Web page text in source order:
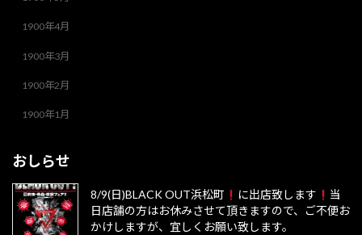
1900年4月
1900年3月
1900年2月
1900年1月
おしらせ
8/9(日)BLACK OUT浜松町 に出店致します
当
日店舗の方はお休みさせて頂きますので、ご不便お
かけしますが、宜しくお願い致します。